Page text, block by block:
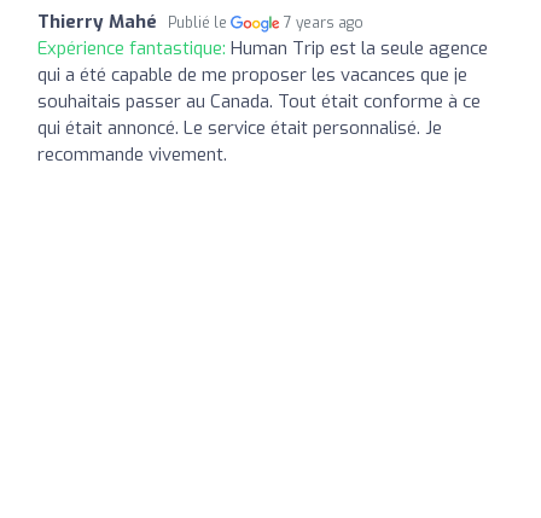
Thierry Mahé Publié le 7 years ago
Expérience fantastique: Human Trip est la seule agence
qui a été capable de me proposer les vacances que je
souhaitais passer au Canada. Tout était conforme à ce
qui était annoncé. Le service était personnalisé. Je
recommande vivement.